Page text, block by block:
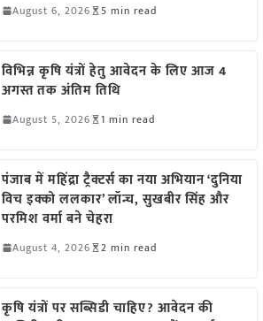
August 6, 2026 5 min read
विभिन्न कृषि यंत्रों हेतु आवेदन के लिए आज 4
अगस्त तक अंतिम तिथि
August 5, 2026 1 min read
पंजाब में महिंद्रा ट्रैक्टर्स का नया अभियान ‘दुनिया
विच इक्को ललकार’ लॉन्च, सुखबीर सिंह और
परमिश वर्मा बने चेहरा
August 4, 2026 2 min read
कृषि यंत्रों पर सब्सिडी चाहिए? आवेदन की